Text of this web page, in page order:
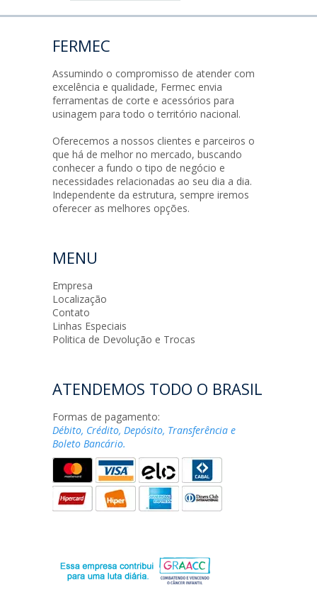
FERMEC
Assumindo o compromisso de atender com
excelência e qualidade, Fermec envia
ferramentas de corte e acessórios para
usinagem para todo o território nacional.
Oferecemos a nossos clientes e parceiros o
que há de melhor no mercado, buscando
conhecer a fundo o tipo de negócio e
necessidades relacionadas ao seu dia a dia.
Independente da estrutura, sempre iremos
oferecer as melhores opções.
MENU
Empresa
Localização
Contato
Linhas Especiais
Politica de Devolução e Trocas
ATENDEMOS TODO O BRASIL
Formas de pagamento:
Débito, Crédito, Depósito, Transferência e
Boleto Bancário.